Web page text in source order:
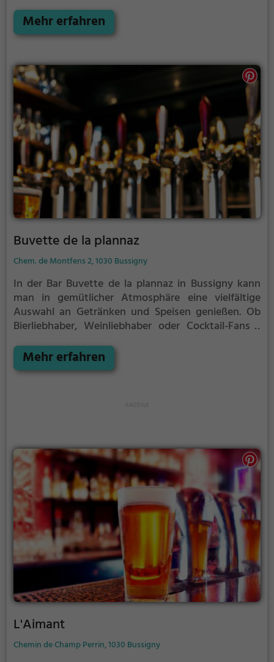
Bier- und Wein-Auswahl wählen oder sich von
kreativen Cocktails überraschen lassen. Das
zurückzulehnen und das kulinarische Angebot zu
genießen. Egal ob für einen entspannten Abend mit
Freunden oder ein romantisches Dinner zu zweit, im
Le Toucan kommt jeder auf seine Kosten. Lass dich
von den köstlichen Kreationen des Küchenteams
verwöhnen und tauche ein in die entspannte und
genussvolle Welt dieses charmanten Restaurants.
Mehr erfahren
Buvette de la plannaz
Chem. de Montfens 2, 1030 Bussigny
In der Bar Buvette de la plannaz in Bussigny kann
man in gemütlicher Atmosphäre eine vielfältige
Auswahl an Getränken und Speisen genießen. Ob
Bierliebhaber, Weinliebhaber oder Cocktail-Fans -
stimmungsvolle Ambiente und lasse dich von der
entspannten Stimmung verzaubern. Egal ob für
Entspannung genießen. Wer auf der Suche nach
einem Ort zum Abschalten und Genießen ist, sollte
unbedingt einmal hier vorbeischauen. Die vielfältige
Auswahl und das charmante Ambiente machen die
Bar zu einem echten Geheimtipp in Bussigny. Einfach
mal vorbeischauen und sich selbst überzeugen!
Mehr erfahren
L'Aimant
Chemin de Champ Perrin, 1030 Bussigny